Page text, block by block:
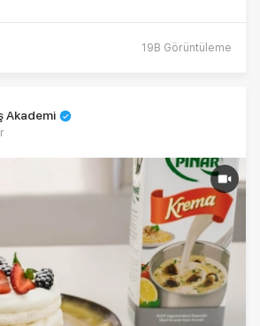
19B Görüntüleme
Akademi